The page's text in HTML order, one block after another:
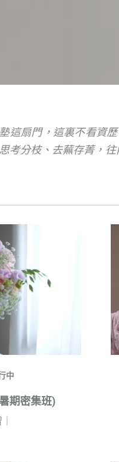
這扇門，這裏不看資
考分枝、去蕪存菁，
中
期密集班)